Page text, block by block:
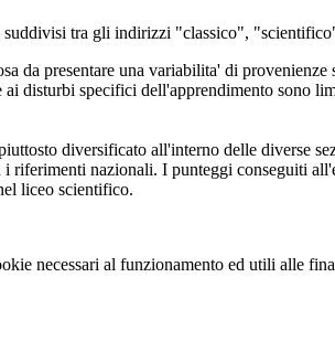
suddivisi tra gli indirizzi "classico",
da presentare una variabilita' di
disturbi specifici dell'apprendimento sono
diversificato all'interno delle diverse
riferimenti nazionali. I punteggi conseguiti
liceo scientifico.
necessari al funzionamento ed utili alle